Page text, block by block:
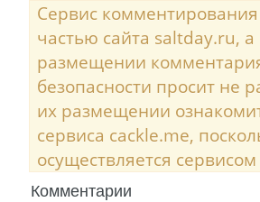
Сервис
частью сайта saltday.ru,
размещении
безопасности просит не
их размещении
сервиса cackle.me,
осуществляется
Комментарии